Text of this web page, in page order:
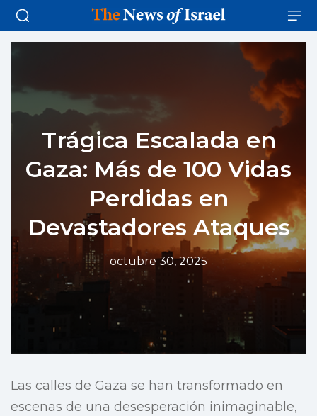
Trágica Escalada en
Gaza: Más de 100 Vidas
Perdidas en
Devastadores Ataques
octubre 30, 2025
Las calles de Gaza se han transformado en
escenas de una desesperación inimaginable,